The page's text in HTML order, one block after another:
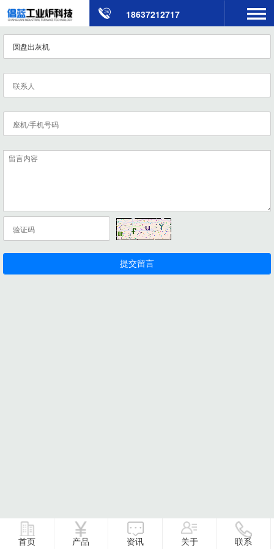
18637212717
首页 产品 资讯 关于 联系